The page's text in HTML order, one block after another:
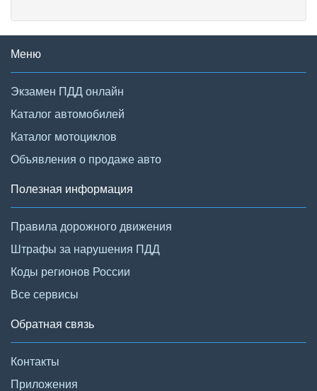
Меню
Экзамен ПДД онлайн
Каталог автомобилей
Каталог мотоциклов
Объявления о продаже авто
Полезная информация
Правила дорожного движения
Штрафы за нарушения ПДД
Коды регионов России
Все сервисы
Обратная связь
Контакты
Приложения